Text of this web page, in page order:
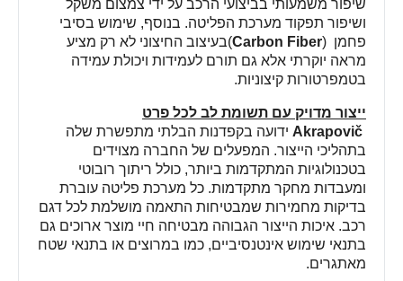
שיפור משמעותי בביצועי הרכב על ידי צמצום משקל
ושיפור תפקוד מערכת הפליטה. בנוסף, שימוש בסיבי
פחמן
(Carbon Fiber)
בעיצוב החיצוני לא רק מציע
מראה יוקרתי אלא גם תורם לעמידות ויכולת עמידה
בטמפרטורות קיצוניות.
ייצור מדויק עם תשומת לב לכל פרט
Akrapovič ידועה בקפדנות הבלתי מתפשרת שלה
בתהליכי הייצור. המפעלים של החברה מצוידים
בטכנולוגיות המתקדמות ביותר, כולל ריתוך רובוטי
ומעבדות מחקר מתקדמות. כל מערכת פליטה עוברת
בדיקות מחמירות שמבטיחות התאמה מושלמת לכל דגם
רכב. איכות הייצור הגבוהה מבטיחה חיי מוצר ארוכים גם
בתנאי שימוש אינטנסיביים, כמו במרוצים או בתנאי שטח
מאתגרים.